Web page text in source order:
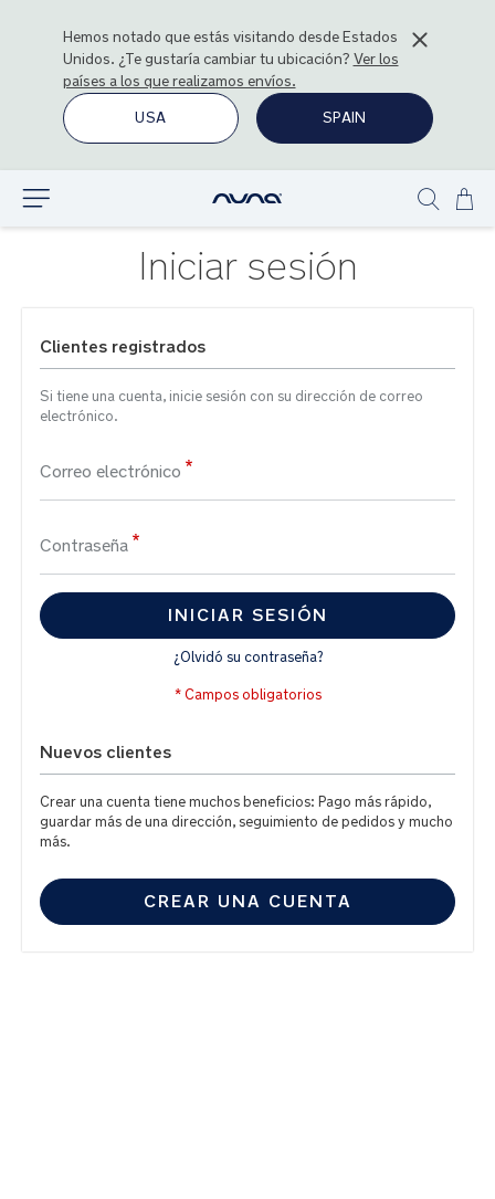
Hemos notado que estás visitando desdeEstados
Unidos. ¿Te gustaría cambiar tu ubicación? Ver los
países a los que realizamos envíos.
USA
SPAIN
Ir
Iniciar sesión
Clientes registrados
Si tiene una cuenta, inicie sesión con su dirección de correo
electrónico.
Correo electrónico
Contraseña
INICIAR SESIÓN
¿Olvidó su contraseña?
Nuevos clientes
Crear una cuenta tiene muchos beneficios: Pago más rápido,
guardar más de una dirección, seguimiento de pedidos y mucho
más.
CREAR UNA CUENTA